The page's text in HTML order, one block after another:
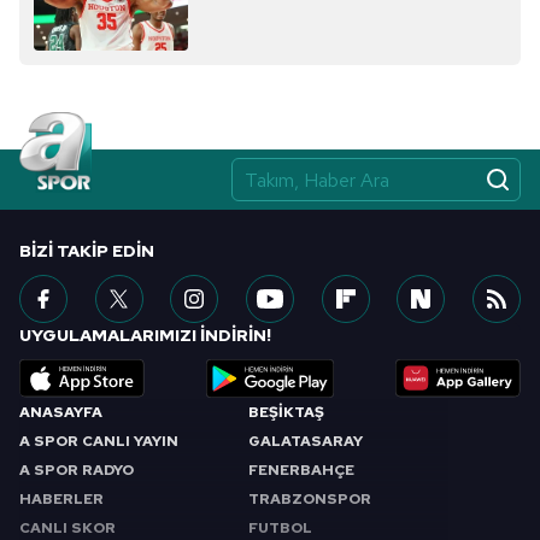
ANASAYFA
A SPOR CANLI YAYIN
A SPOR RADYO
HABERLER
CANLI SKOR
BEŞİKTAŞ
GALATASARAY
FENERBAHÇE
TRABZONSPOR
FUTBOL
BIZI TAKIP EDIN
UYGULAMALARIMIZI İNDİRİN!